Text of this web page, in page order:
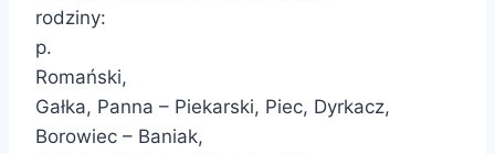
rodziny:
p.
Romański,
Gałka, Panna – Piekarski, Piec, Dyrkacz,
Borowiec – Baniak,